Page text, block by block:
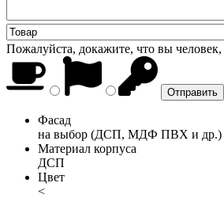
Пожалуйста, докажите, что вы
Фасад
на выбор (ДСП, МДФ ПВХ и др.)
Материал корпуса
ДСП
Цвет
<